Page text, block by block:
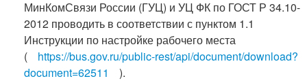
МинКомСвязи России (ГУЦ) и УЦ ФК по ГОСТ Р 34.10-
2012 проводить в соответствии с пунктом 1.1
Инструкции по настройке рабочего места
(
https://bus.gov.ru/public-rest/api/document/download?
document=62511
).